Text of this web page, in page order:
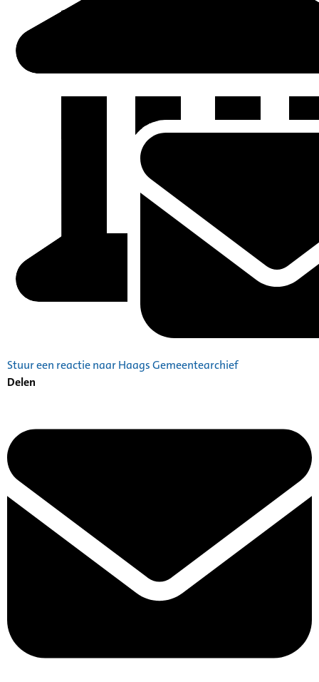
Stuur een reactie naar Haags Gemeentearchief
Delen